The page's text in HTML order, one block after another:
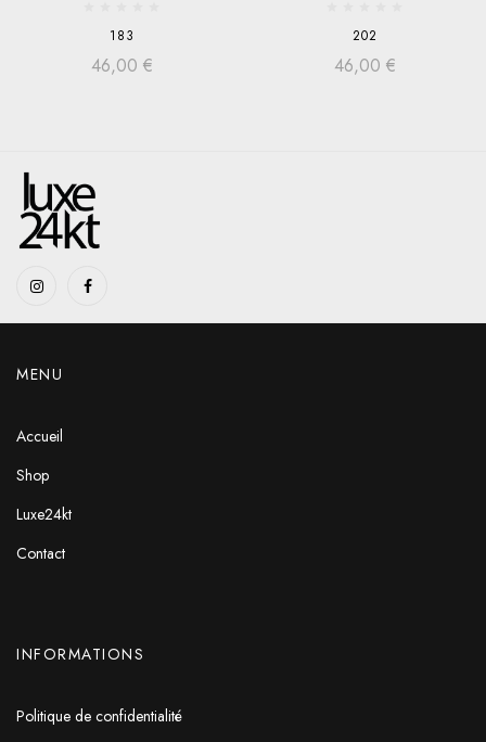
183
46,00 €
202
46,00 €
MENU
Accueil
Shop
Luxe24kt
Contact
INFORMATIONS
Politique de confidentialité